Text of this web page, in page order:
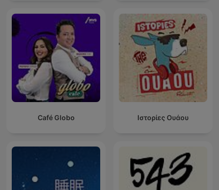
Café Globo Ιστορίες Ουάου